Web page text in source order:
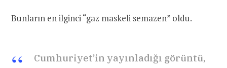
Bunların en ilginci “gaz maskeli semazen” oldu.
Cumhuriyet’in yayınladığı görüntü,